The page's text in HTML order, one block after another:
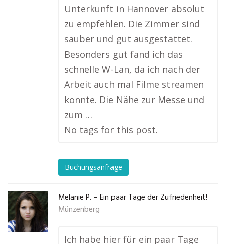
Unterkunft in Hannover absolut
zu empfehlen. Die Zimmer sind
sauber und gut ausgestattet.
Besonders gut fand ich das
schnelle W-Lan, da ich nach der
Arbeit auch mal Filme streamen
konnte. Die Nähe zur Messe und
zum …
No tags for this post.
Buchungsanfrage
Melanie P. – Ein paar Tage der Zufriedenheit!
Münzenberg
Ich habe hier für ein paar Tage